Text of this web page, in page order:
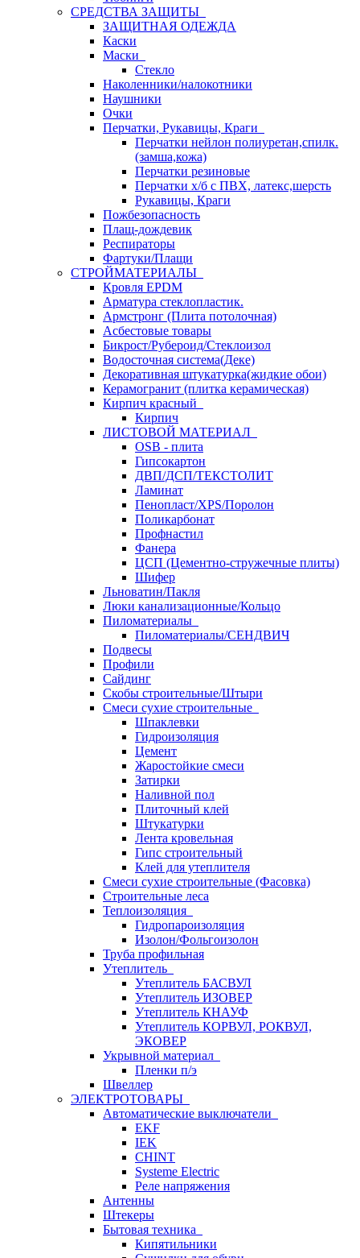
СРЕДСТВА ЗАЩИТЫ
ЗАЩИТНАЯ ОДЕЖДА
Каски
Маски
Стекло
Наколенники/налокотники
Наушники
Очки
Перчатки, Рукавицы, Краги
Перчатки нейлон полиуретан,спилк.
(замша,кожа)
Перчатки резиновые
Перчатки х/б с ПВХ, латекс,шерсть
Рукавицы, Краги
Пожбезопасность
Плащ-дождевик
Респираторы
Фартуки/Плащи
СТРОЙМАТЕРИАЛЫ
Кровля ЕРDM
Арматура стеклопластик.
Армстронг (Плита потолочная)
Асбестовые товары
Бикрост/Рубероид/Стеклоизол
Водосточная система(Деке)
Декоративная штукатурка(жидкие обои)
Керамогранит (плитка керамическая)
Кирпич красный
Кирпич
ЛИСТОВОЙ МАТЕРИАЛ
OSB - плита
Гипсокартон
ДВП/ДСП/ТЕКСТОЛИТ
Ламинат
Пенопласт/XPS/Поролон
Поликарбонат
Профнастил
Фанера
ЦСП (Цементно-стружечные плиты)
Шифер
Льноватин/Пакля
Люки канализационные/Кольцо
Пиломатериалы
Пиломатериалы/СЕНДВИЧ
Подвесы
Профили
Сайдинг
Скобы строительные/Штыри
Смеси сухие строительные
Шпаклевки
Гидроизоляция
Цемент
Жаростойкие смеси
Затирки
Наливной пол
Плиточный клей
Штукатурки
Лента кровельная
Гипс строительный
Клей для утеплителя
Смеси сухие строительные (Фасовка)
Строительные леса
Теплоизоляция
Гидропароизоляция
Изолон/Фольгоизолон
Труба профильная
Утеплитель
Утеплитель БАСВУЛ
Утеплитель ИЗОВЕР
Утеплитель КНАУФ
Утеплитель КОРВУЛ, РОКВУЛ,
ЭКОВЕР
Укрывной материал
Пленки п/э
Швеллер
ЭЛЕКТРОТОВАРЫ
Автоматические выключатели
EKF
IEK
CHINT
Systeme Electric
Реле напряжения
Антенны
Штекеры
Бытовая техника
Кипятильники